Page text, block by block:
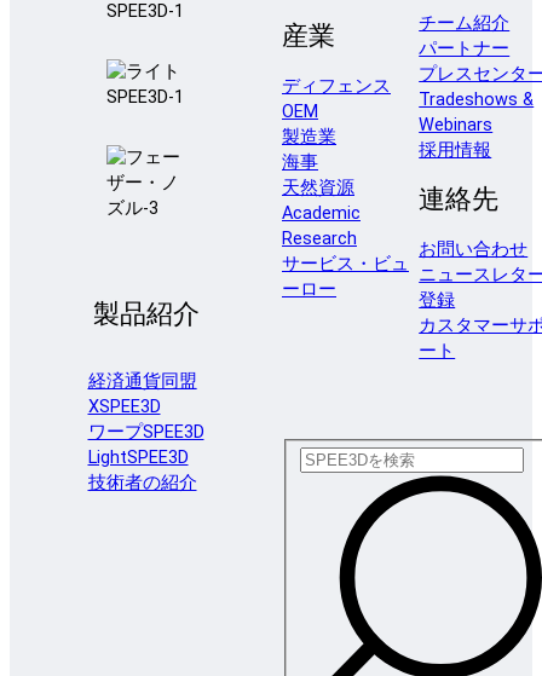
製品紹介
経済通貨同盟
XSPEE3D
ワープSPEE3D
LightSPEE3D
技術者の紹介
産業
ディフェンス
OEM
製造業
海事
天然資源
Academic
Research
サービス・ビュ
ーロー
チーム紹介
パートナー
プレスセンタ
Tradeshows &
Webinars
採用情報
連絡先
お問い合わせ
ニュースレタ
登録
カスタマーサ
ート